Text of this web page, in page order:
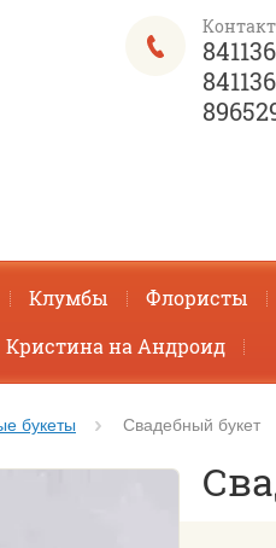
Клумбы Флористы
Кристина на Андроид
букеты Свадебный букет